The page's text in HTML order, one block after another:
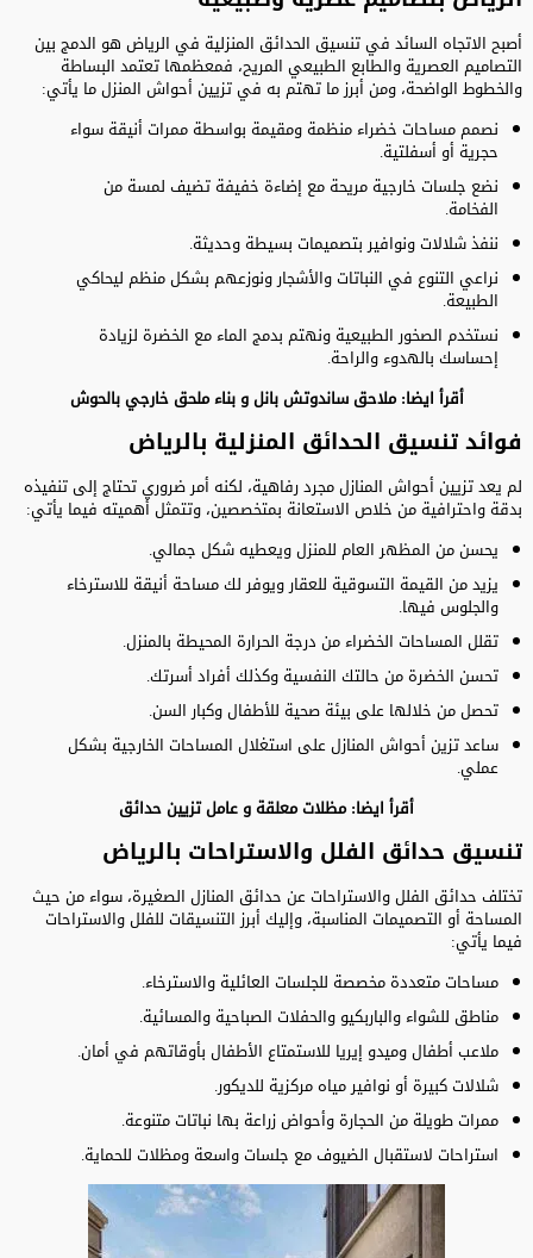
أصبح الاتجاه السائد في تنسيق الحدائق المنزلية في الرياض هو الدمج بين
التصاميم العصرية والطابع الطبيعي المريح، فمعظمها تعتمد البساطة
والخطوط الواضحة، ومن أبرز ما تهتم به في تزيين أحواش المنزل ما يأتي:
نصمم مساحات خضراء منظمة ومقيمة بواسطة ممرات أنيقة سواء
حجرية أو أسفلتية.
نضع جلسات خارجية مريحة مع إضاءة خفيفة تضيف لمسة من
الفخامة.
ننفذ شلالات ونوافير بتصميمات بسيطة وحديثة.
نراعي التنوع في النباتات والأشجار ونوزعهم بشكل منظم ليحاكي
الطبيعة.
نستخدم الصخور الطبيعية ونهتم بدمج الماء مع الخضرة لزيادة
إحساسك بالهدوء والراحة.
أقرأ ايضا:ملاحق ساندوتش بانلوبناء ملحق خارجي بالحوش
فوائد تنسيق الحدائق المنزلية بالرياض
لم يعد تزيين أحواش المنازل مجرد رفاهية، لكنه أمر ضروري تحتاج إلى تنفيذه
بدقة واحترافية من خلاص الاستعانة بمتخصصين، وتتمثل أهميته فيما يأتي:
يحسن من المظهر العام للمنزل ويعطيه شكل جمالي.
يزيد من القيمة التسوقية للعقار ويوفر لك مساحة أنيقة للاسترخاء
والجلوس فيها.
تقلل المساحات الخضراء من درجة الحرارة المحيطة بالمنزل.
تحسن الخضرة من حالتك النفسية وكذلك أفراد أسرتك.
تحصل من خلالها على بيئة صحية للأطفال وكبار السن.
ساعد تزين أحواش المنازل على استغلال المساحات الخارجية بشكل
عملي.
أقرأ ايضا:مظلات معلقةو عامل تزيين حدائق
تنسيق حدائق الفلل والاستراحات بالرياض
تختلف حدائق الفلل والاستراحات عن حدائق المنازل الصغيرة، سواء من حيث
المساحة أو التصميمات المناسبة، وإليك أبرز التنسيقات للفلل والاستراحات
فيما يأتي:
مساحات متعددة مخصصة للجلسات العائلية والاسترخاء.
مناطق للشواء والباربكيو والحفلات الصباحية والمسائية.
ملاعب أطفال وميدو إيريا للاستمتاع الأطفال بأوقاتهم في أمان.
شلالات كبيرة أو نوافير مياه مركزية للديكور.
ممرات طويلة من الحجارة وأحواض زراعة بها نباتات متنوعة.
استراحات لاستقبال الضيوف مع جلسات واسعة ومظلات للحماية.